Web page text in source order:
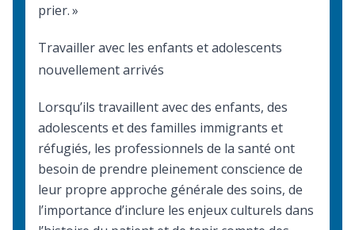
prier. »
Travailler avec les enfants et adolescents
nouvellement arrivés
Lorsqu’ils travaillent avec des enfants, des
adolescents et des familles immigrants et
réfugiés, les professionnels de la santé ont
besoin de prendre pleinement conscience de
leur propre approche générale des soins, de
l’importance d’inclure les enjeux culturels dans